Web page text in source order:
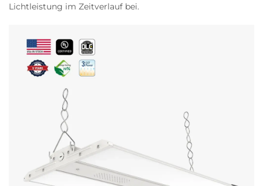
Lichtleistung im Zeitverlauf bei.